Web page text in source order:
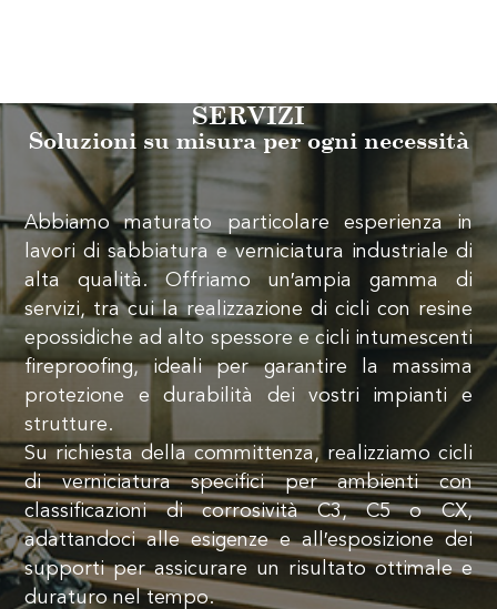
SERVIZI
Soluzioni su misura per ogni necessità
Abbiamo maturato particolare esperienza in
lavori di sabbiatura e verniciatura industriale di
alta qualità. Offriamo un′ampia gamma di
servizi, tra cui la realizzazione di cicli con resine
epossidiche ad alto spessore e cicli intumescenti
fireproofing, ideali per garantire la massima
protezione e durabilità dei vostri impianti e
strutture.
Su richiesta della committenza, realizziamo cicli
di verniciatura specifici per ambienti con
classificazioni di corrosività C3, C5 o CX,
adattandoci alle esigenze e all′esposizione dei
supporti per assicurare un risultato ottimale e
duraturo nel tempo.